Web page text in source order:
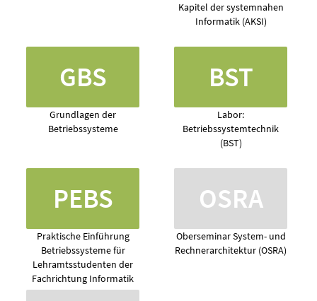
GBS
Grundlagen der
Betriebssysteme
PEBS
Praktische Einführung
Betriebssysteme für
Lehramtsstudenten der
Fachrichtung Informatik
Kapitel der systemnahen
Informatik (AKSI)
BST
Labor:
Betriebssystemtechnik
(BST)
OSRA
Oberseminar System- und
Rechnerarchitektur (OSRA)